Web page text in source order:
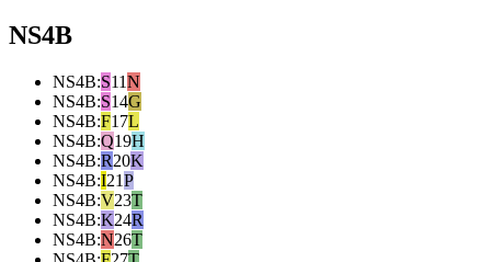
NS4B
NS4B:S11N
NS4B:S14G
NS4B:F17L
NS4B:Q19H
NS4B:R20K
NS4B:I21P
NS4B:V23T
NS4B:K24R
NS4B:N26T